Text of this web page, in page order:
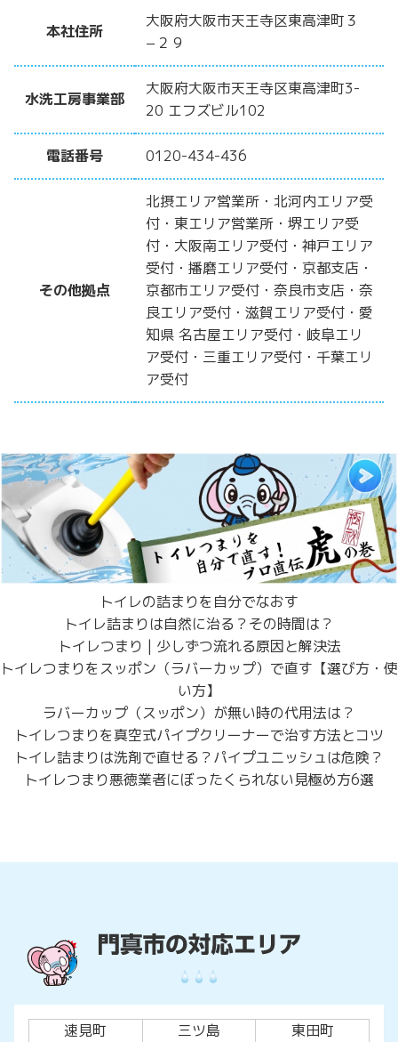
本社住所
大阪府大阪市天王寺区東高津町３
−２９
水洗工房事業部
大阪府大阪市天王寺区東高津町3-
20 エフズビル102
電話番号 0120-434-436
その他拠点
北摂エリア営業所・北河内エリア受
付・東エリア営業所・堺エリア受
付・大阪南エリア受付・神戸エリア
受付・播磨エリア受付・京都支店・
京都市エリア受付・奈良市支店・奈
良エリア受付・滋賀エリア受付・愛
知県 名古屋エリア受付・岐阜エリ
ア受付・三重エリア受付・千葉エリ
ア受付
トイレの詰まりを自分でなおす
トイレ詰まりは自然に治る？その時間は？
トイレつまり | 少しずつ流れる原因と解決法
トイレつまりをスッポン（ラバーカップ）で直す【選び方・使
い方】
ラバーカップ（スッポン）が無い時の代用法は？
トイレつまりを真空式パイプクリーナーで治す方法とコツ
トイレ詰まりは洗剤で直せる？パイプユニッシュは危険？
トイレつまり悪徳業者にぼったくられない見極め方6選
速見町 三ツ島
東田町